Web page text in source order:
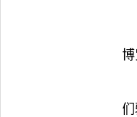
们